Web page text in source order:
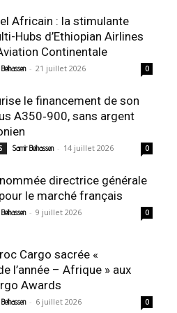
Africain : la stimulante
Hubs d’Ethiopian Airlines
Continentale
- 21 juillet 2026 0
le financement de son
A350‑900, sans argent
Samir Belhassen - 14 juillet 2026 0
directrice générale
le marché français
- 9 juillet 2026 0
Cargo sacrée «
l’année – Afrique » aux
Awards
- 6 juillet 2026 0